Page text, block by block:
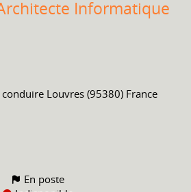
Informatique
conduire Louvres (95380) France
En poste